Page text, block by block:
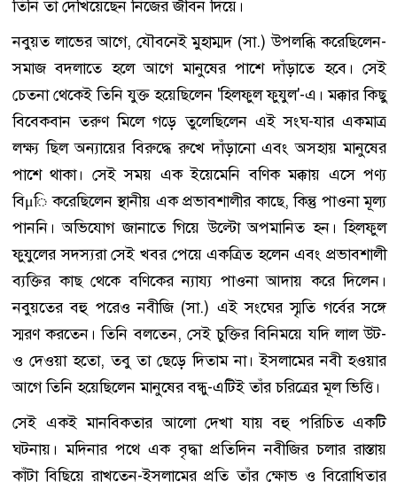
তিনি তা দেখিয়েছেন নিজের জীবন দিয়ে।
নবুয়ত লাভের আগে, যৌবনেই মুহাম্মদ (সা.) উপলব্ধি করেছিলেন-
সমাজ বদলাতে হলে আগে মানুষের পাশে দাঁড়াতে হবে। সেই
চেতনা থেকেই তিনি যুক্ত হয়েছিলেন 'হিলফুল ফুযুল'-এ। মক্কার কিছু
বিবেকবান তরুণ মিলে গড়ে তুলেছিলেন এই সংঘ-যার একমাত্র
লক্ষ্য ছিল অন্যায়ের বিরুদ্ধে রুখে দাঁড়ানো এবং অসহায় মানুষের
পাশে থাকা। সেই সময় এক ইয়েমেনি বণিক মক্কায় এসে পণ্য
বিμি করেছিলেন স্থানীয় এক প্রভাবশালীর কাছে, কিন্তু পাওনা মূল্য
পাননি। অভিযোগ জানাতে গিয়ে উল্টো অপমানিত হন। হিলফুল
ফুযুলের সদস্যরা সেই খবর পেয়ে একত্রিত হলেন এবং প্রভাবশালী
ব্যক্তির কাছ থেকে বণিকের ন্যায্য পাওনা আদায় করে দিলেন।
নবুয়তের বহু পরেও নবীজি (সা.) এই সংঘের স্মৃতি গর্বের সঙ্গে
স্মরণ করতেন। তিনি বলতেন, সেই চুক্তির বিনিময়ে যদি লাল উট-
ও দেওয়া হতো, তবু তা ছেড়ে দিতাম না। ইসলামের নবী হওয়ার
আগে তিনি হয়েছিলেন মানুষের বন্ধু-এটিই তাঁর চরিত্রের মূল ভিত্তি।
সেই একই মানবিকতার আলো দেখা যায় বহু পরিচিত একটি
ঘটনায়। মদিনার পথে এক বৃদ্ধা প্রতিদিন নবীজির চলার রাস্তায়
কাঁটা বিছিয়ে রাখতেন-ইসলামের প্রতি তাঁর ক্ষোভ ও বিরোধিতার